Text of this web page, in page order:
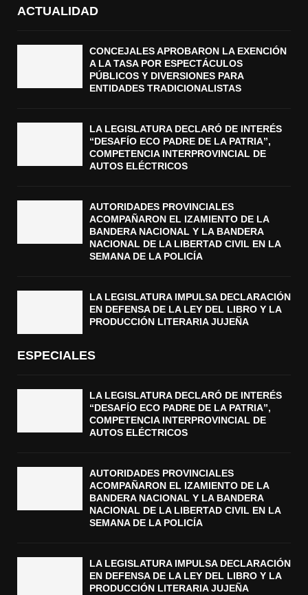
ACTUALIDAD
CONCEJALES APROBARON LA EXENCIÓN
A LA TASA POR ESPECTÁCULOS
PÚBLICOS Y DIVERSIONES PARA
ENTIDADES TRADICIONALISTAS
LA LEGISLATURA DECLARÓ DE INTERÉS
“DESAFÍO ECO PADRE DE LA PATRIA”,
COMPETENCIA INTERPROVINCIAL DE
AUTOS ELÉCTRICOS
AUTORIDADES PROVINCIALES
ACOMPAÑARON EL IZAMIENTO DE LA
BANDERA NACIONAL Y LA BANDERA
NACIONAL DE LA LIBERTAD CIVIL EN LA
SEMANA DE LA POLICÍA
LA LEGISLATURA IMPULSA DECLARACIÓN
EN DEFENSA DE LA LEY DEL LIBRO Y LA
PRODUCCIÓN LITERARIA JUJEÑA
ESPECIALES
LA LEGISLATURA DECLARÓ DE INTERÉS
“DESAFÍO ECO PADRE DE LA PATRIA”,
COMPETENCIA INTERPROVINCIAL DE
AUTOS ELÉCTRICOS
AUTORIDADES PROVINCIALES
ACOMPAÑARON EL IZAMIENTO DE LA
BANDERA NACIONAL Y LA BANDERA
NACIONAL DE LA LIBERTAD CIVIL EN LA
SEMANA DE LA POLICÍA
LA LEGISLATURA IMPULSA DECLARACIÓN
EN DEFENSA DE LA LEY DEL LIBRO Y LA
PRODUCCIÓN LITERARIA JUJEÑA